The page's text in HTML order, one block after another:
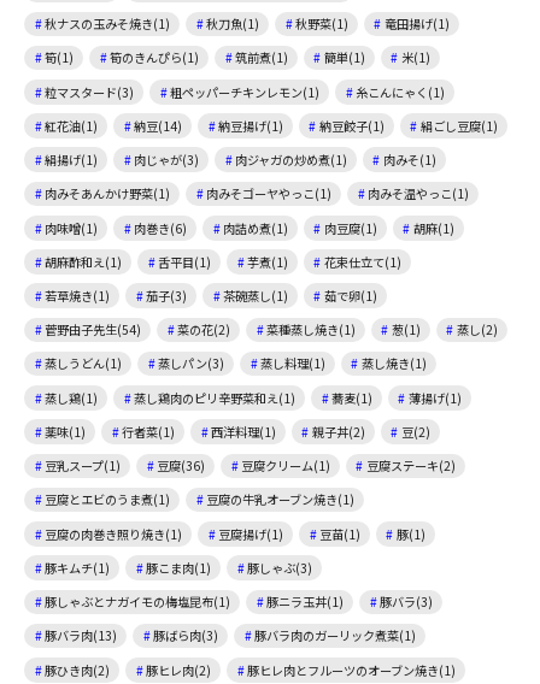
秋ナスの玉みそ焼き(1)
秋刀魚(1) 秋野菜(1)
竜田揚げ(1)
筍(1)
筍のきんぴら(1) 筑前煮(1) 簡単(1)
米(1)
粒マスタード(3)
粗ペッパーチキンレモン(1)
糸こんにゃく(1)
紅花油(1)
納豆(14) 納豆揚げ(1) 納豆餃子(1)
絹ごし豆腐(1)
絹揚げ(1)
肉じゃが(3) 肉ジャガの炒め煮(1)
肉みそ(1)
肉みそあんかけ野菜(1)
肉みそゴーヤやっこ(1)
肉みそ温やっこ(1)
肉味噌(1)
肉巻き(6) 肉詰め煮(1) 肉豆腐(1)
胡麻(1)
胡麻酢和え(1)
舌平目(1) 芋煮(1)
花束仕立て(1)
若草焼き(1)
茄子(3) 茶碗蒸し(1)
茹で卵(1)
菅野由子先生(54)
菜の花(2) 菜種蒸し焼き(1) 葱(1)
蒸し(2)
蒸しうどん(1)
蒸しパン(3) 蒸し料理(1)
蒸し焼き(1)
蒸し鶏(1)
蒸し鶏肉のピリ辛野菜和え(1) 蕎麦(1)
薄揚げ(1)
薬味(1)
行者菜(1) 西洋料理(1) 親子丼(2)
豆(2)
豆乳スープ(1)
豆腐(36) 豆腐クリーム(1)
豆腐ステーキ(2)
豆腐とエビのうま煮(1)
豆腐の牛乳オーブン焼き(1)
豆腐の肉巻き照り焼き(1)
豆腐揚げ(1) 豆苗(1)
豚(1)
豚キムチ(1)
豚こま肉(1)
豚しゃぶ(3)
豚しゃぶとナガイモの梅塩昆布(1)
豚ニラ玉丼(1)
豚バラ(3)
豚バラ肉(13)
豚ばら肉(3)
豚バラ肉のガーリック煮菜(1)
豚ひき肉(2)
豚ヒレ肉(2)
豚ヒレ肉とフルーツのオーブン焼き(1)